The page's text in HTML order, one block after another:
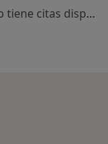
Ningún profesional de este centro tiene citas disponibles